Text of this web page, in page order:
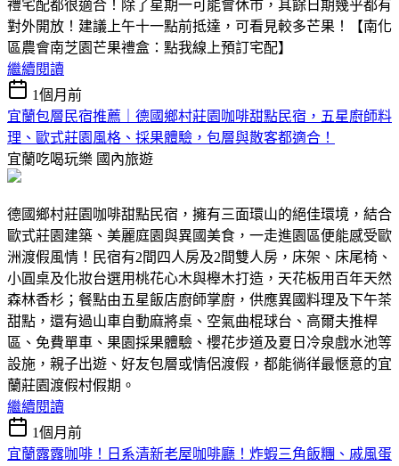
禮宅配都很適合！除了星期一可能會休市，其餘日期幾乎都有
對外開放！建議上午十一點前抵達，可看見較多芒果！【南化
區農會南芝園芒果禮盒：點我線上預訂宅配】
繼續閱讀
1個月前
宜蘭包層民宿推薦｜德國鄉村莊園咖啡甜點民宿，五星廚師料
理、歐式莊園風格、採果體驗，包層與散客都適合！
宜蘭吃喝玩樂 國內旅遊
德國鄉村莊園咖啡甜點民宿，擁有三面環山的絕佳環境，結合
歐式莊園建築、美麗庭園與異國美食，一走進園區便能感受歐
洲渡假風情！民宿有2間四人房及2間雙人房，床架、床尾椅、
小圓桌及化妝台選用桃花心木與櫸木打造，天花板用百年天然
森林香杉；餐點由五星飯店廚師掌廚，供應異國料理及下午茶
甜點，還有過山車自動麻將桌、空氣曲棍球台、高爾夫推桿
區、免費單車、果園採果體驗、櫻花步道及夏日冷泉戲水池等
設施，親子出遊、好友包層或情侶渡假，都能徜徉最愜意的宜
蘭莊園渡假村假期。
繼續閱讀
1個月前
宜蘭露露咖啡！日系清新老屋咖啡廳！炸蝦三角飯糰、戚風蛋